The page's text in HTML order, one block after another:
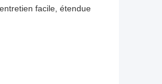
facile, étendue